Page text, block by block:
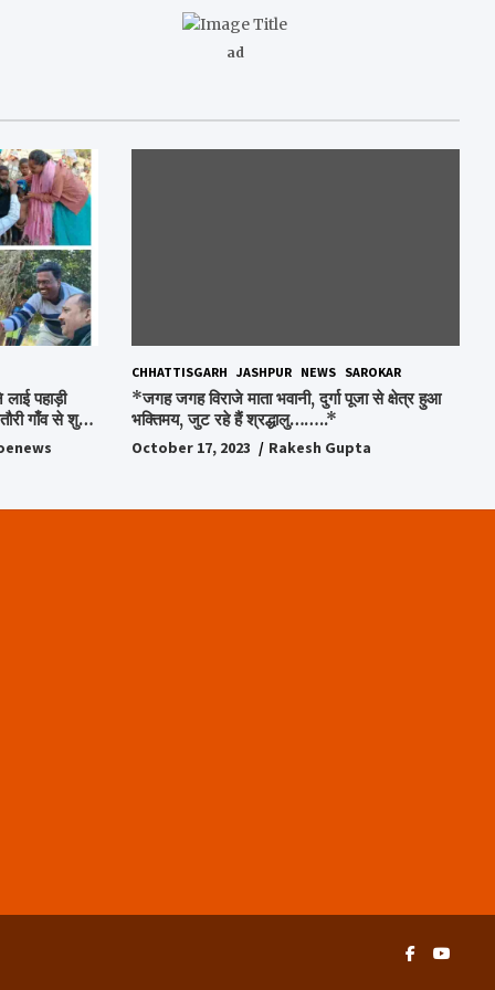
ad
पहाड़ी
गाँव से शुरु
CHHATTISGARH JASHPUR NEWS SAROKAR
*जगह जगह विराजे माता भवानी, दुर्गा पूजा से क्षेत्र हुआ
भक्तिमय, जुट रहे हैं श्रद्धालु……..*
October 17, 2023 Rakesh Gupta